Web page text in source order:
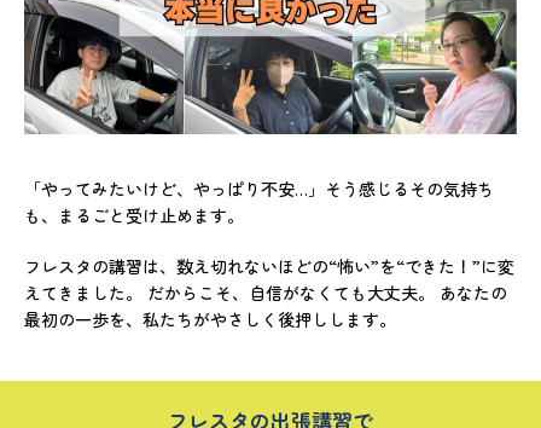
「やってみたいけど、やっぱり不安…」そう感じるその気持ち
も、まるごと受け止めます。
フレスタの講習は、数え切れないほどの“怖い”を“できた！”に変
えてきました。 だからこそ、自信がなくても大丈夫。 あなたの
最初の一歩を、私たちがやさしく後押しします。
フレスタの出張講習で